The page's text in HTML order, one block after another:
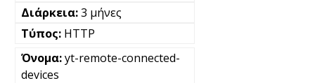
3 μήνες
HTTP
yt-remote-connected-
devices